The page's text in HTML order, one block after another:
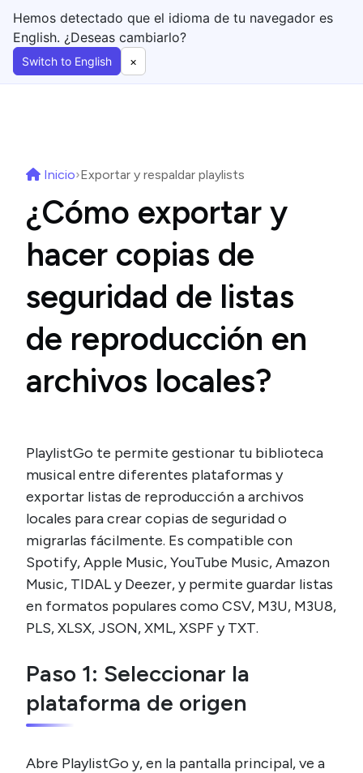
Hemos detectado que el idioma de tu navegador es
English. ¿Deseas cambiarlo?
Switch to English ×
Inicio›Exportar y respaldar playlists
¿Cómo exportar y
hacer copias de
seguridad de listas
de reproducción en
archivos locales?
PlaylistGo te permite gestionar tu biblioteca
musical entre diferentes plataformas y
exportar listas de reproducción a archivos
locales para crear copias de seguridad o
migrarlas fácilmente. Es compatible con
Spotify, Apple Music, YouTube Music, Amazon
Music, TIDAL y Deezer, y permite guardar listas
en formatos populares como CSV, M3U, M3U8,
PLS, XLSX, JSON, XML, XSPF y TXT.
Paso 1: Seleccionar la
plataforma de origen
Abre PlaylistGo y, en la pantalla principal, ve a